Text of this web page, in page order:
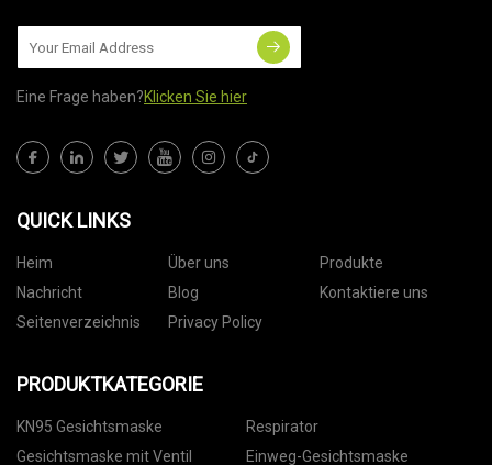
Eine Frage haben?Klicken Sie hier
QUICK LINKS
Heim Über uns
Produkte
Nachricht
Blog
Kontaktiere uns
Seitenverzeichnis
Privacy Policy
PRODUKTKATEGORIE
KN95 Gesichtsmaske
Respirator
Gesichtsmaske mit Ventil
Einweg-Gesichtsmaske